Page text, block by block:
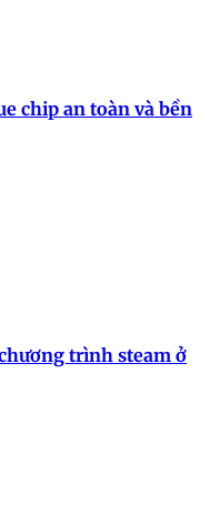
chip an toàn và bền
trình steam ở